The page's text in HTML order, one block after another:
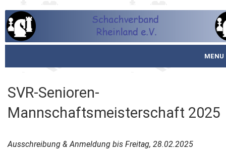
MENU
Schachjugend
SVR-Senioren-
Mannschaftsmeisterschaft 2025
Ausschreibung & Anmeldung bis Freitag, 28.02.2025